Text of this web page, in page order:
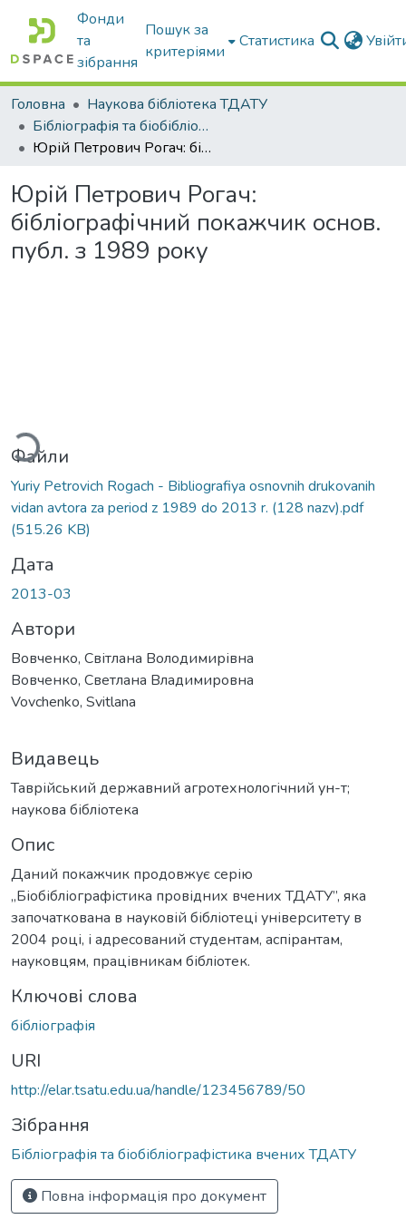
Фонди
та
зібрання
Пошук за
критеріями
Статистика
Головна
Наукова бібліотека ТДАТУ
Бібліографія та біобібліографістика вчених ТДАТУ
Юрій Петрович Рогач: бібліографічний покажчик основ. публ. з 1989 року
Юрій Петрович Рогач:
бібліографічний покажчик основ.
публ. з 1989 року
Файли
Yuriy Petrovich Rogach - Bibliografiya osnovnih drukovanih
vidan avtora za period z 1989 do 2013 r. (128 nazv).pdf
(515.26 KB)
Дата
2013-03
Автори
Вовченко, Світлана Володимирівна
Вовченко, Светлана Владимировна
Vovchenko, Svitlana
Видавець
Таврійський державний агротехнологічний ун-т;
наукова бібліотека
Опис
Даний покажчик продовжує серію
„Біобібліографістика провідних вчених ТДАТУ”, яка
започаткована в науковій бібліотеці університету в
2004 році, і адресований студентам, аспірантам,
науковцям, працівникам бібліотек.
Ключові слова
бібліографія
URI
http://elar.tsatu.edu.ua/handle/123456789/50
Зібрання
Бібліографія та біобібліографістика вчених ТДАТУ
Повна інформація про документ